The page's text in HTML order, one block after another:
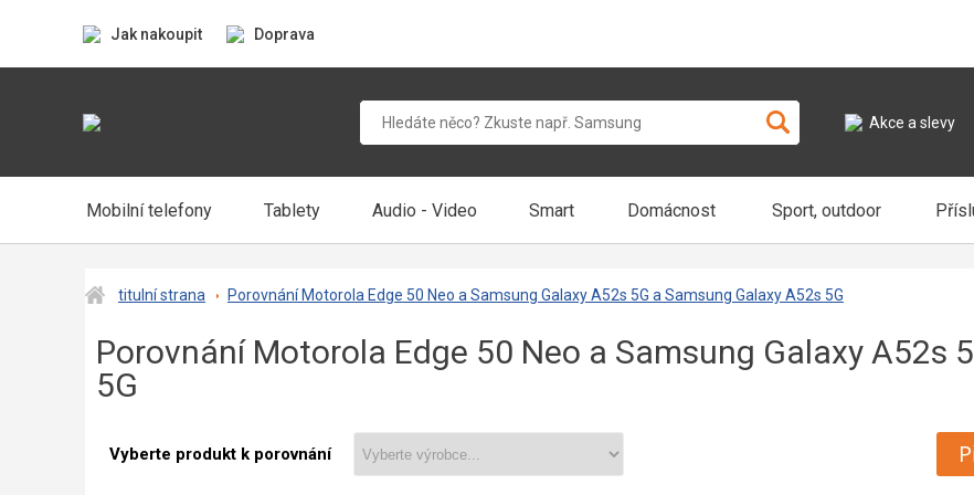
Jak nakoupit Doprava
Akce a slevy
Mobilní telefony Tablety Audio - Video Smart Domácnost Sport, outdoor
titulní strana Porovnání Motorola Edge 50 Neo a Samsung Galaxy A52s 5G a Samsung Galaxy A52s 5G
Porovnání Motorola Edge 50 Neo a Samsung Galaxy A52s
5G
Vyberte produkt k porovnání